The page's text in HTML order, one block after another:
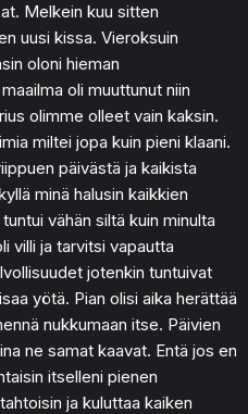
Melkein kuu sitten
uusi kissa. Vieroksuin
oloni hieman
oli muuttunut niin
olimme olleet vain kaksin.
miltei jopa kuin pieni klaani.
päivästä ja kaikista
minä halusin kaikkien
vähän siltä kuin minulta
villi ja tarvitsi vapautta
jotenkin tuntuivat
yötä. Pian olisi aika herättää
nukkumaan itse. Päivien
ne samat kaavat. Entä jos en
itselleni pienen
ja kuluttaa kaiken